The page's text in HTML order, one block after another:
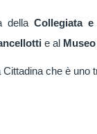
della Collegiata
e al
che è uno